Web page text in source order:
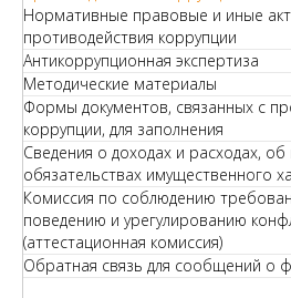
Нормативные правовые и иные
противодействия коррупции
Антикоррупционная экспертиза
Методические материалы
Формы документов, связанных с
коррупции, для заполнения
Сведения о доходах и расходах,
обязательствах имущественного
Комиссия по соблюдению
поведению и урегулированию
(аттестационная комиссия)
Обратная связь для сообщений о